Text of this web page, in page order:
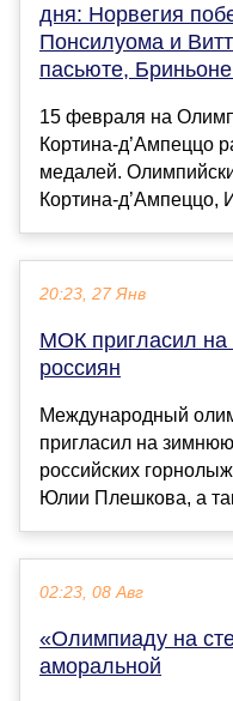
дня: Норвегия
Понсилуома и
пасьюте,
15 февраля на
Кортина-д’Ампеццо
медалей.
Кортина-д’Ампеццо,
20:23, 27 Янв
МОК пригласил
россиян
Международный
пригласил на
российских
Юлии Плешкова, а
02:23, 08 Авг
«Олимпиаду на
аморальной